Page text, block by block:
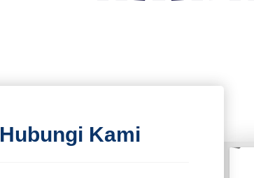
Hubungi Kami